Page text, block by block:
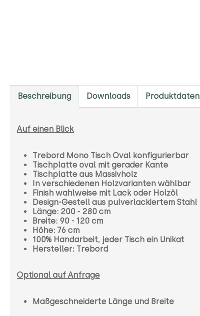
Beschreibung Downloads Produktdaten
Auf einen Blick
Trebord Mono Tisch Oval konfigurierbar
Tischplatte oval mit gerader Kante
Tischplatte aus Massivholz
In verschiedenen Holzvarianten wählbar
Finish wahlweise mit Lack oder Holzöl
Design-Gestell aus pulverlackiertem Stahl
Länge: 200 - 280 cm
Breite: 90 - 120 cm
Höhe: 76 cm
100% Handarbeit, jeder Tisch ein Unikat
Hersteller: Trebord
Optional auf Anfrage
Maßgeschneiderte Länge und Breite